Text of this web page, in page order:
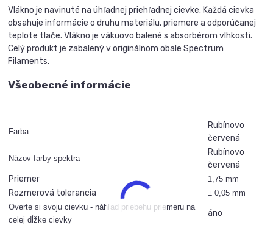
Vlákno je navinuté na úhľadnej priehľadnej cievke. Každá cievka
obsahuje informácie o druhu materiálu, priemere a odporúčanej
teplote tlače. Vlákno je vákuovo balené s absorbérom vlhkosti.
Celý produkt je zabalený v originálnom obale Spectrum
Filaments.
Všeobecné informácie
Farba
Rubínovo
červená
Názov farby spektra
Rubínovo
červená
Priemer
1,75 mm
Rozmerová tolerancia
± 0,05 mm
Overte si svoju cievku - náhľad priebehu priemeru na
celej dĺžke cievky
áno